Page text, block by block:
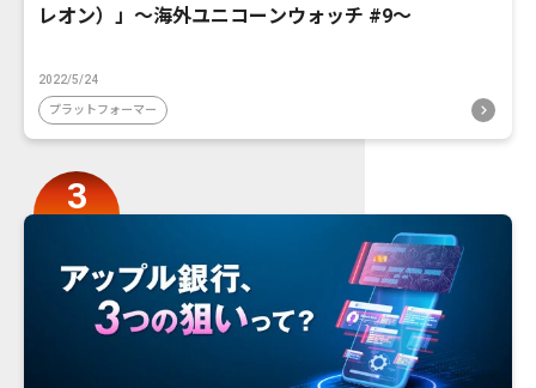
レオン）」〜海外ユニコーンウォッチ #9〜
2022/5/24
プラットフォーマー